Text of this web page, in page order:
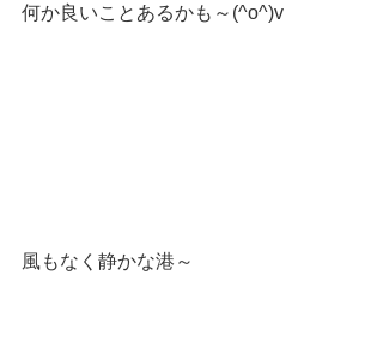
何か良いことあるかも～(^o^)v
風もなく静かな港～